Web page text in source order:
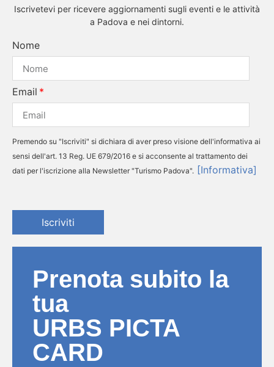
Iscrivetevi per ricevere aggiornamenti sugli eventi e le attività
a Padova e nei dintorni.
Nome
Email
Premendo su "Iscriviti" si dichiara di aver preso visione dell'informativa ai
sensi dell'art. 13 Reg. UE 679/2016 e si acconsente al trattamento dei
dati per l'iscrizione alla Newsletter "Turismo Padova". [Informativa]
Iscriviti
Prenota subito la
tua
URBS PICTA
CARD